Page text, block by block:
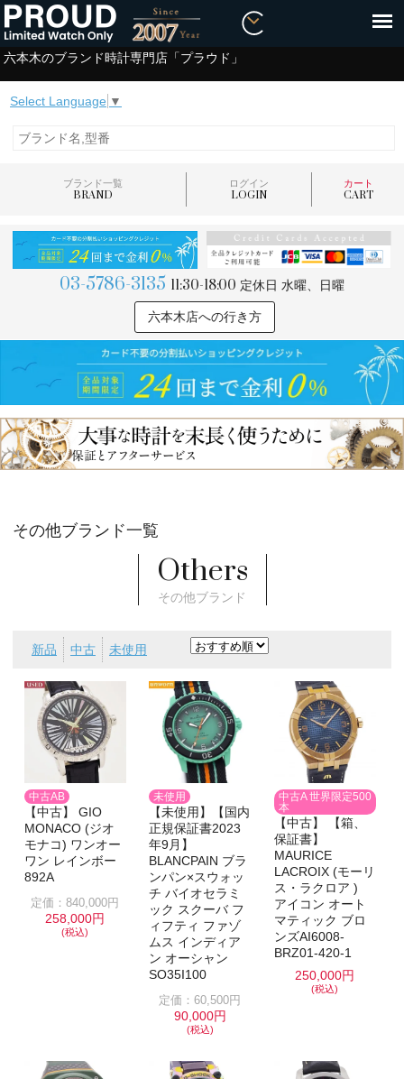
六本木のブランド時計専門店「プラウド」
Select Language ▼
ブランド一覧
BRAND
ログイン
LOGIN
カート
CART
03-5786-3135 11:30-18:00 定休日 水曜、日曜
六本木店への行き方
その他ブランド一覧
Others
その他ブランド
新品 中古 未使用
中古AB
【中古】 GIO
MONACO (ジオ
モナコ) ワンオー
ワン レインボー
892A
定価：840,000円
258,000円
(税込)
未使用
【未使用】【国内
正規保証書2023
年9月】
BLANCPAIN ブラ
ンパン×スウォッ
チ バイオセラミ
ック スクーバ フ
ィフティ ファゾ
ムス インディア
ン オーシャン
SO35I100
定価：60,500円
90,000円
(税込)
中古A 世界限定500
本
【中古】 【箱、
保証書】
MAURICE
LACROIX (モーリ
ス・ラクロア )
アイコン オート
マティック ブロ
ンズAI6008-
BRZ01-420-1
250,000円
(税込)